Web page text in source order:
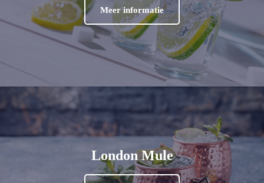
Meer informatie
London Mule